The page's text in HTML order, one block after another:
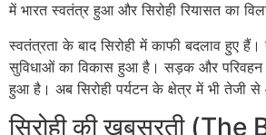
में भारत स्वतंत्र हुआ और सिरोही रियासत का
स्वतंत्रता के बाद सिरोही में काफी बदलाव हुए हैं।
सुविधाओं का विकास हुआ है। सड़क और परिवहन
हुआ है। अब सिरोही पर्यटन के क्षेत्र में भी तेजी
सिरोही की खूबसूरती